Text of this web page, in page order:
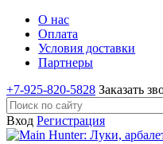
О нас
Оплата
Условия доставки
Партнеры
+7-925-820-5828 Заказать
Вход Регистрация